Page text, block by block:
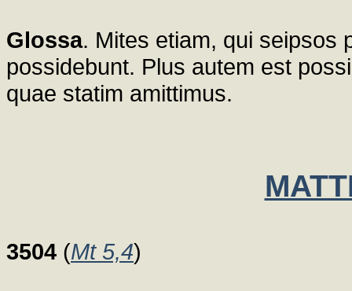
Glossa. Mites etiam, qui seipsos
possidebunt. Plus autem est
quae statim amittimus.
3504 (Mt 5,4)